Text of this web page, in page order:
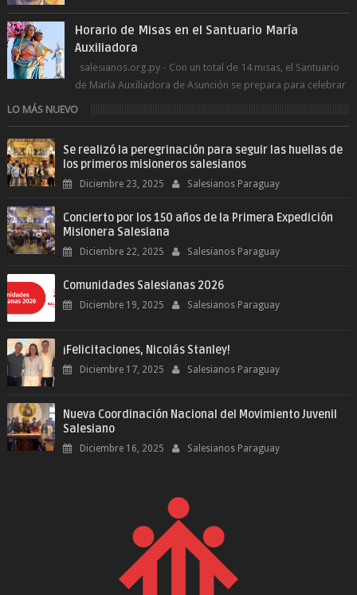
del Espíritu Santo y fr...
Horario de Misas en el Santuario María
Auxiliadora
salesianos.org.py - Con un total de 14 misas, el Santuario
de María Auxiliadora de Asunción se prepara para celebrar
día de su Santa Patr...
LO MÁS NUEVO
Se realizó la peregrinación para seguir las huellas de
los primeros misioneros salesianos
Diciembre 23, 2025 Salesianos Paraguay
Concierto por los 150 años de la Primera Expedición
Misionera Salesiana
Diciembre 22, 2025 Salesianos Paraguay
Comunidades Salesianas 2026
Diciembre 19, 2025 Salesianos Paraguay
¡Felicitaciones, Nicolás Stanley!
Diciembre 17, 2025 Salesianos Paraguay
Nueva Coordinación Nacional del Movimiento Juvenil
Salesiano
Diciembre 16, 2025 Salesianos Paraguay